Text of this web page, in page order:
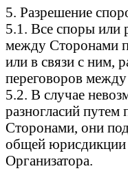
5. Разрешение
5.1. Все споры или
между Сторонами
или в связи с ним,
переговоров
5.2. В случае
разногласий
Сторонами, они
общей юрисдикции
Организатора.